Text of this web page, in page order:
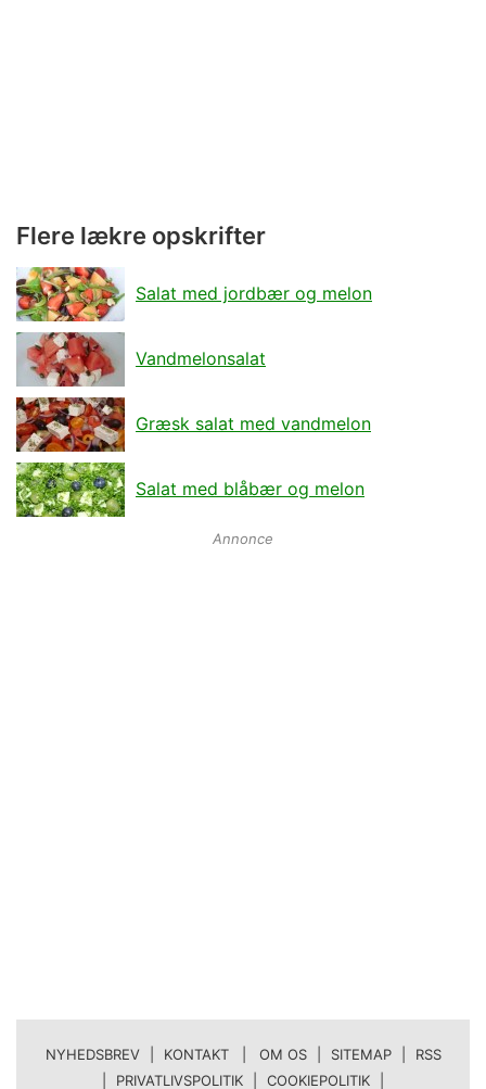
Flere lækre opskrifter
Salat med jordbær og melon
Vandmelonsalat
Græsk salat med vandmelon
Salat med blåbær og melon
Annonce
NYHEDSBREV KONTAKT | OM OS SITEMAP
RSS
PRIVATLIVSPOLITIK COOKIEPOLITIK